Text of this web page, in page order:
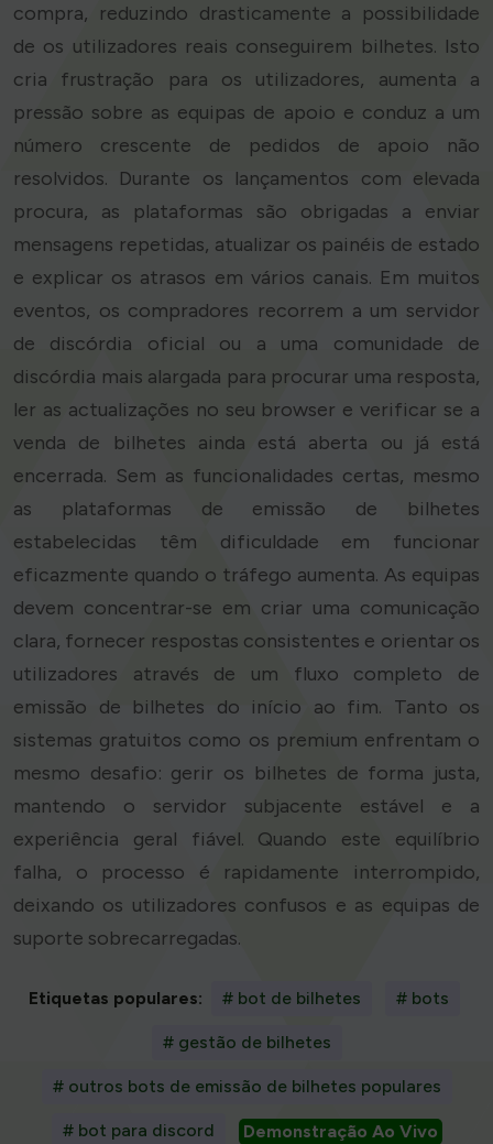
compra, reduzindo drasticamente a possibilidade
de os utilizadores reais conseguirem bilhetes. Isto
cria frustração para os utilizadores, aumenta a
pressão sobre as equipas de apoio e conduz a um
número crescente de pedidos de apoio não
resolvidos. Durante os lançamentos com elevada
procura, as plataformas são obrigadas a enviar
mensagens repetidas, atualizar os painéis de estado
e explicar os atrasos em vários canais. Em muitos
eventos, os compradores recorrem a um servidor
de discórdia oficial ou a uma comunidade de
discórdia mais alargada para procurar uma resposta,
ler as actualizações no seu browser e verificar se a
venda de bilhetes ainda está aberta ou já está
encerrada. Sem as funcionalidades certas, mesmo
as plataformas de emissão de bilhetes
estabelecidas têm dificuldade em funcionar
eficazmente quando o tráfego aumenta. As equipas
devem concentrar-se em criar uma comunicação
clara, fornecer respostas consistentes e orientar os
utilizadores através de um fluxo completo de
emissão de bilhetes do início ao fim. Tanto os
sistemas gratuitos como os premium enfrentam o
mesmo desafio: gerir os bilhetes de forma justa,
mantendo o servidor subjacente estável e a
experiência geral fiável. Quando este equilíbrio
falha, o processo é rapidamente interrompido,
deixando os utilizadores confusos e as equipas de
suporte sobrecarregadas.
Etiquetas populares: # bot de bilhetes # bots
# gestão de bilhetes
# outros bots de emissão de bilhetes populares
# bot para discord Demonstração Ao Vivo